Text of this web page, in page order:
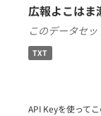
広報よこはま
このデータセ
TXT
API Keyを使って